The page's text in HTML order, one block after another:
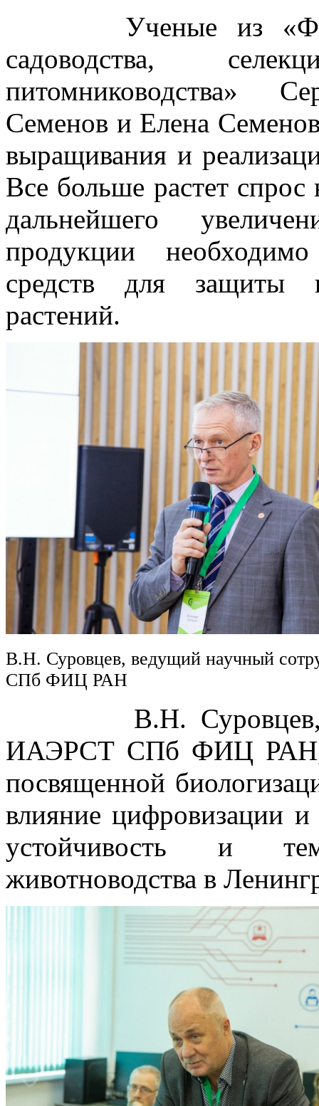
Ученые из
садоводства,
питомниководства»
Семенов и Елена
выращивания и
Все больше растет
дальнейшего
продукции
средств для защиты
растений.
В.Н. Суровцев, ведущий научный
СПб ФИЦ РАН
В.Н. Суровцев,
ИАЭРСТ СПб ФИЦ РАН,
посвященной
влияние цифровизации и
устойчивость и
животноводства в